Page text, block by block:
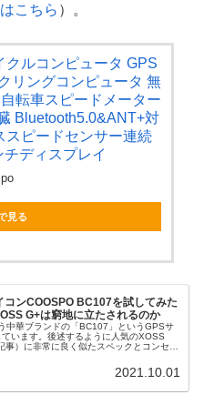
こちら ）。
クルコンピュータ GPS
リングコンピュータ 無
転車スピードメーター
Bluetooth5.0&ANT+対
スピードセンサー連続
チディスプレイ
見る
コンCOOSPO BC107を試してみた
G+は窮地に立たされるのか
中華ブランドの「BC107」というGPSサ
います。後述するように人気のXOSS
事）に非常に良く似たスペックとコンセプ
2021.10.01